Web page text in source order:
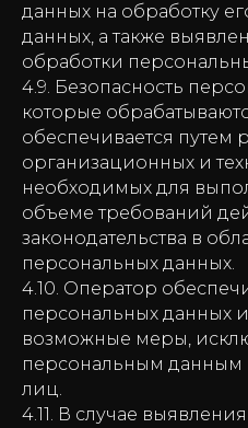
данных на обработку
данных, а также
обработки
4.9. Безопасность
которые
обеспечивается путем
организационных и
необходимых для
объеме требований
законодательства в
персональных данных.
4.10. Оператор
персональных данных
возможные меры,
персональным
лиц.
4.11. В случае